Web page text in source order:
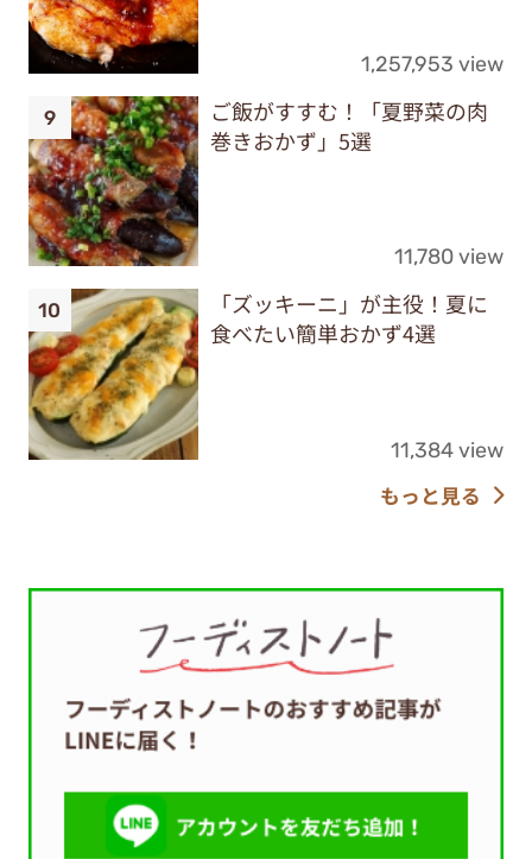
1,257,953 view
ご飯がすすむ！「夏野菜の肉
巻きおかず」5選
11,780 view
「ズッキーニ」が主役！夏に
食べたい簡単おかず4選
11,384 view
もっと見る